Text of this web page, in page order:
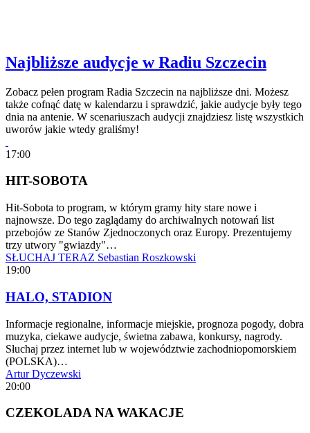
Najbliższe audycje w Radiu Szczecin
Zobacz pełen program Radia Szczecin na najbliższe dni. Możesz
także cofnąć datę w kalendarzu i sprawdzić, jakie audycje były tego
dnia na antenie. W scenariuszach audycji znajdziesz listę wszystkich
uworów jakie wtedy graliśmy!
17:00
HIT-SOBOTA
Hit-Sobota to program, w którym gramy hity stare nowe i
najnowsze. Do tego zaglądamy do archiwalnych notowań list
przebojów ze Stanów Zjednoczonych oraz Europy. Prezentujemy
trzy utwory "gwiazdy"…
SŁUCHAJ TERAZ Sebastian Roszkowski
19:00
HALO, STADION
Informacje regionalne, informacje miejskie, prognoza pogody, dobra
muzyka, ciekawe audycje, świetna zabawa, konkursy, nagrody.
Słuchaj przez internet lub w województwie zachodniopomorskiem
(POLSKA)…
Artur Dyczewski
20:00
CZEKOLADA NA WAKACJE